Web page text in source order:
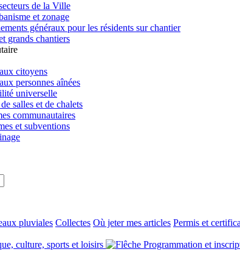
de la Ville
et zonage
généraux pour les résidents sur chantier
grands chantiers
citoyens
personnes aînées
universelle
salles et de chalets
communautaires
et subventions
pluviales Collectes Où jeter mes articles Permis et
culture, sports et loisirs Programmation et